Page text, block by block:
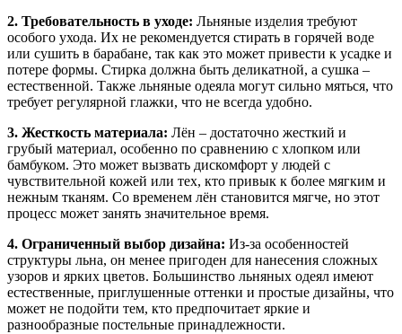
2. Требовательность в уходе: Льняные изделия требуют
особого ухода. Их не рекомендуется стирать в горячей воде
или сушить в барабане, так как это может привести к усадке и
потере формы. Стирка должна быть деликатной, а сушка –
естественной. Также льняные одеяла могут сильно мяться, что
требует регулярной глажки, что не всегда удобно.
3. Жесткость материала: Лён – достаточно жесткий и
грубый материал, особенно по сравнению с хлопком или
бамбуком. Это может вызвать дискомфорт у людей с
чувствительной кожей или тех, кто привык к более мягким и
нежным тканям. Со временем лён становится мягче, но этот
процесс может занять значительное время.
4. Ограниченный выбор дизайна: Из-за особенностей
структуры льна, он менее пригоден для нанесения сложных
узоров и ярких цветов. Большинство льняных одеял имеют
естественные, приглушенные оттенки и простые дизайны, что
может не подойти тем, кто предпочитает яркие и
разнообразные постельные принадлежности.